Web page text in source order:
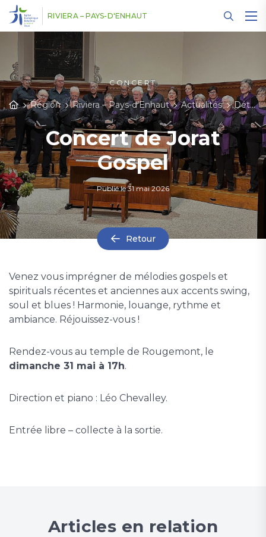
RIVIERA – PAYS-D'ENHAUT
CONCERT
Région Riviera – Pays-d'Enhaut Actualités Détail des actualités
Concert de Jorat
Gospel
Publié le31 mai 2026
Retour
Venez vous imprégner de mélodies gospels et
spirituals récentes et anciennes aux accents swing,
soul et blues ! Harmonie, louange, rythme et
ambiance. Réjouissez-vous !
Rendez-vous au temple de Rougemont, le
dimanche 31 mai à 17h.
Direction et piano : Léo Chevalley.
Entrée libre – collecte à la sortie.
Articles en relation
Panneau de gestion des cookies